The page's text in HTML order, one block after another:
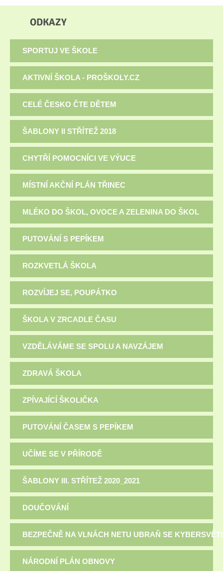
ODKAZY
SPORTUJ VE ŠKOLE
AKTIVNÍ ŠKOLA - PROŠKOLY.CZ
CELÉ ČESKO ČTE DĚTEM
ŠABLONY II STŘÍTEŽ 2018
CHYTŘÍ POMOCNÍCI VE VÝUCE
MÍSTNÍ AKČNÍ PLÁN TŘINEC
MLÉKO DO ŠKOL, OVOCE A ZELENINA DO ŠKOL
PUTOVÁNÍ S PEPÍKEM
ROZKVETLÁ ŠKOLA
ROZVÍJEJ SE, POUPÁTKO
ŠKOLA V ZRCADLE ČASU
VZDĚLÁVÁME SE SPOLU A NAVZÁJEM
ZDRAVÁ ŠKOLA
ZPÍVAJÍCÍ ŠKOLIČKA
PUTOVÁNÍ ČASEM S PEPÍKEM
UČÍME SE V PŘÍRODĚ
ŠABLONY III. STŘÍTEŽ 2020_2021
DOUČOVÁNÍ
BEZPEČNĚ NA VLNÁCH NETU UBRAŇ SE
NÁRODNÍ PLÁN OBNOVY